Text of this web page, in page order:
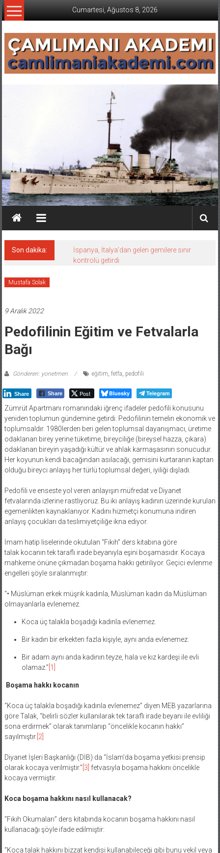
İçeriğe
geç
Cumartesi, Ağustos 8, 2026
Son dakika:
İspanya, İtalya’dan gelen gemilere sınır
kontrolü getirdi
Mustafa Solak
9 Aralık 2022
Pedofilinin Eğitim ve Fetvalarla
Bağı
Gönderen: yonetmen eğitim, fetfa, pedofili
Share Share Post Bluesky Telegram
Zümrüt Apartmanı romanındaki iğrenç ifadeler pedofili konusunu
yeniden toplumun gündemine getirdi. Pedofilinin temelin ekonomik ve
toplumsaldır. 1980lerden beri gelen toplumsal dayanışmacı, üretime
odaklanan birey yerine tüketime, bireyciliğe (bireysel hazza, çıkara)
odaklanan bireyin yaşadığı kültür ve ahlak karmaşasının sonucudur.
Her koyunun kendi bacağından asılacağı, gemisini kurtaranın kaptan
olduğu bireyci anlayış her türlü toplumsal değeri, iyiliği dışladı.
Pedofili ve enseste yol veren anlayışın müfredat ve Diyanet
fetvalarında izlerine rastlıyoruz. Bu iki anlayış kadının üzerinde kurulan
egemenlikten kaynaklanıyor. Kadını hizmetçi konumuna indiren
anlayış çocukları da teslimiyetçiliğe ikna ediyor.
İmam hatip liselerinde okutulan “Fıkıh” ders kitabına göre
talak kocanın tek taraflı irade beyanıyla eşini boşamasıdır. Kocaya
mahkeme önüne çıkmadan boşama hakkı getiriliyor. Geçici evlenme
engelleri şöyle sıralanmıştır:
“• Müslüman erkek müşrik kadınla, Müslüman kadın da Müslüman
olmayanlarla evlenemez.
Koca üç talakla boşadığı kadınla evlenemez.
Bir kadın bir erkekten fazla kişiyle, aynı anda evlenemez.
Bir adam aynı anda kadının teyze, hala ve kız kardeşi ile evli
olamaz.” [1]
Boşama hakkı kocanın
“Koca üç talakla boşadığı kadınla evlenemez” diyen MEB yazarlarına
göre Talak, “belirli sözler kullanılarak tek taraflı irade beyanı ile evliliği
sona erdirmek” olarak tanımlanıp “öncelikle kocanın hakkı”
sayılmıştır. [2]
Diyanet İşleri Başkanlığı (DİB) da “İslam’da boşama yetkisi prensip
olarak kocaya verilmiştir.” [3] fetvasıyla boşama hakkını öncelikle
kocaya vermiştir.
Koca boşama hakkını nasıl kullanacak?
“Fıkıh Okumaları” ders kitabında kocanın boşama hakkını nasıl
kullanacağı şöyle ifade edilmiştir:
“Koca talak hakkını bizzat kendisi kullanabileceği gibi bunu vekil veya